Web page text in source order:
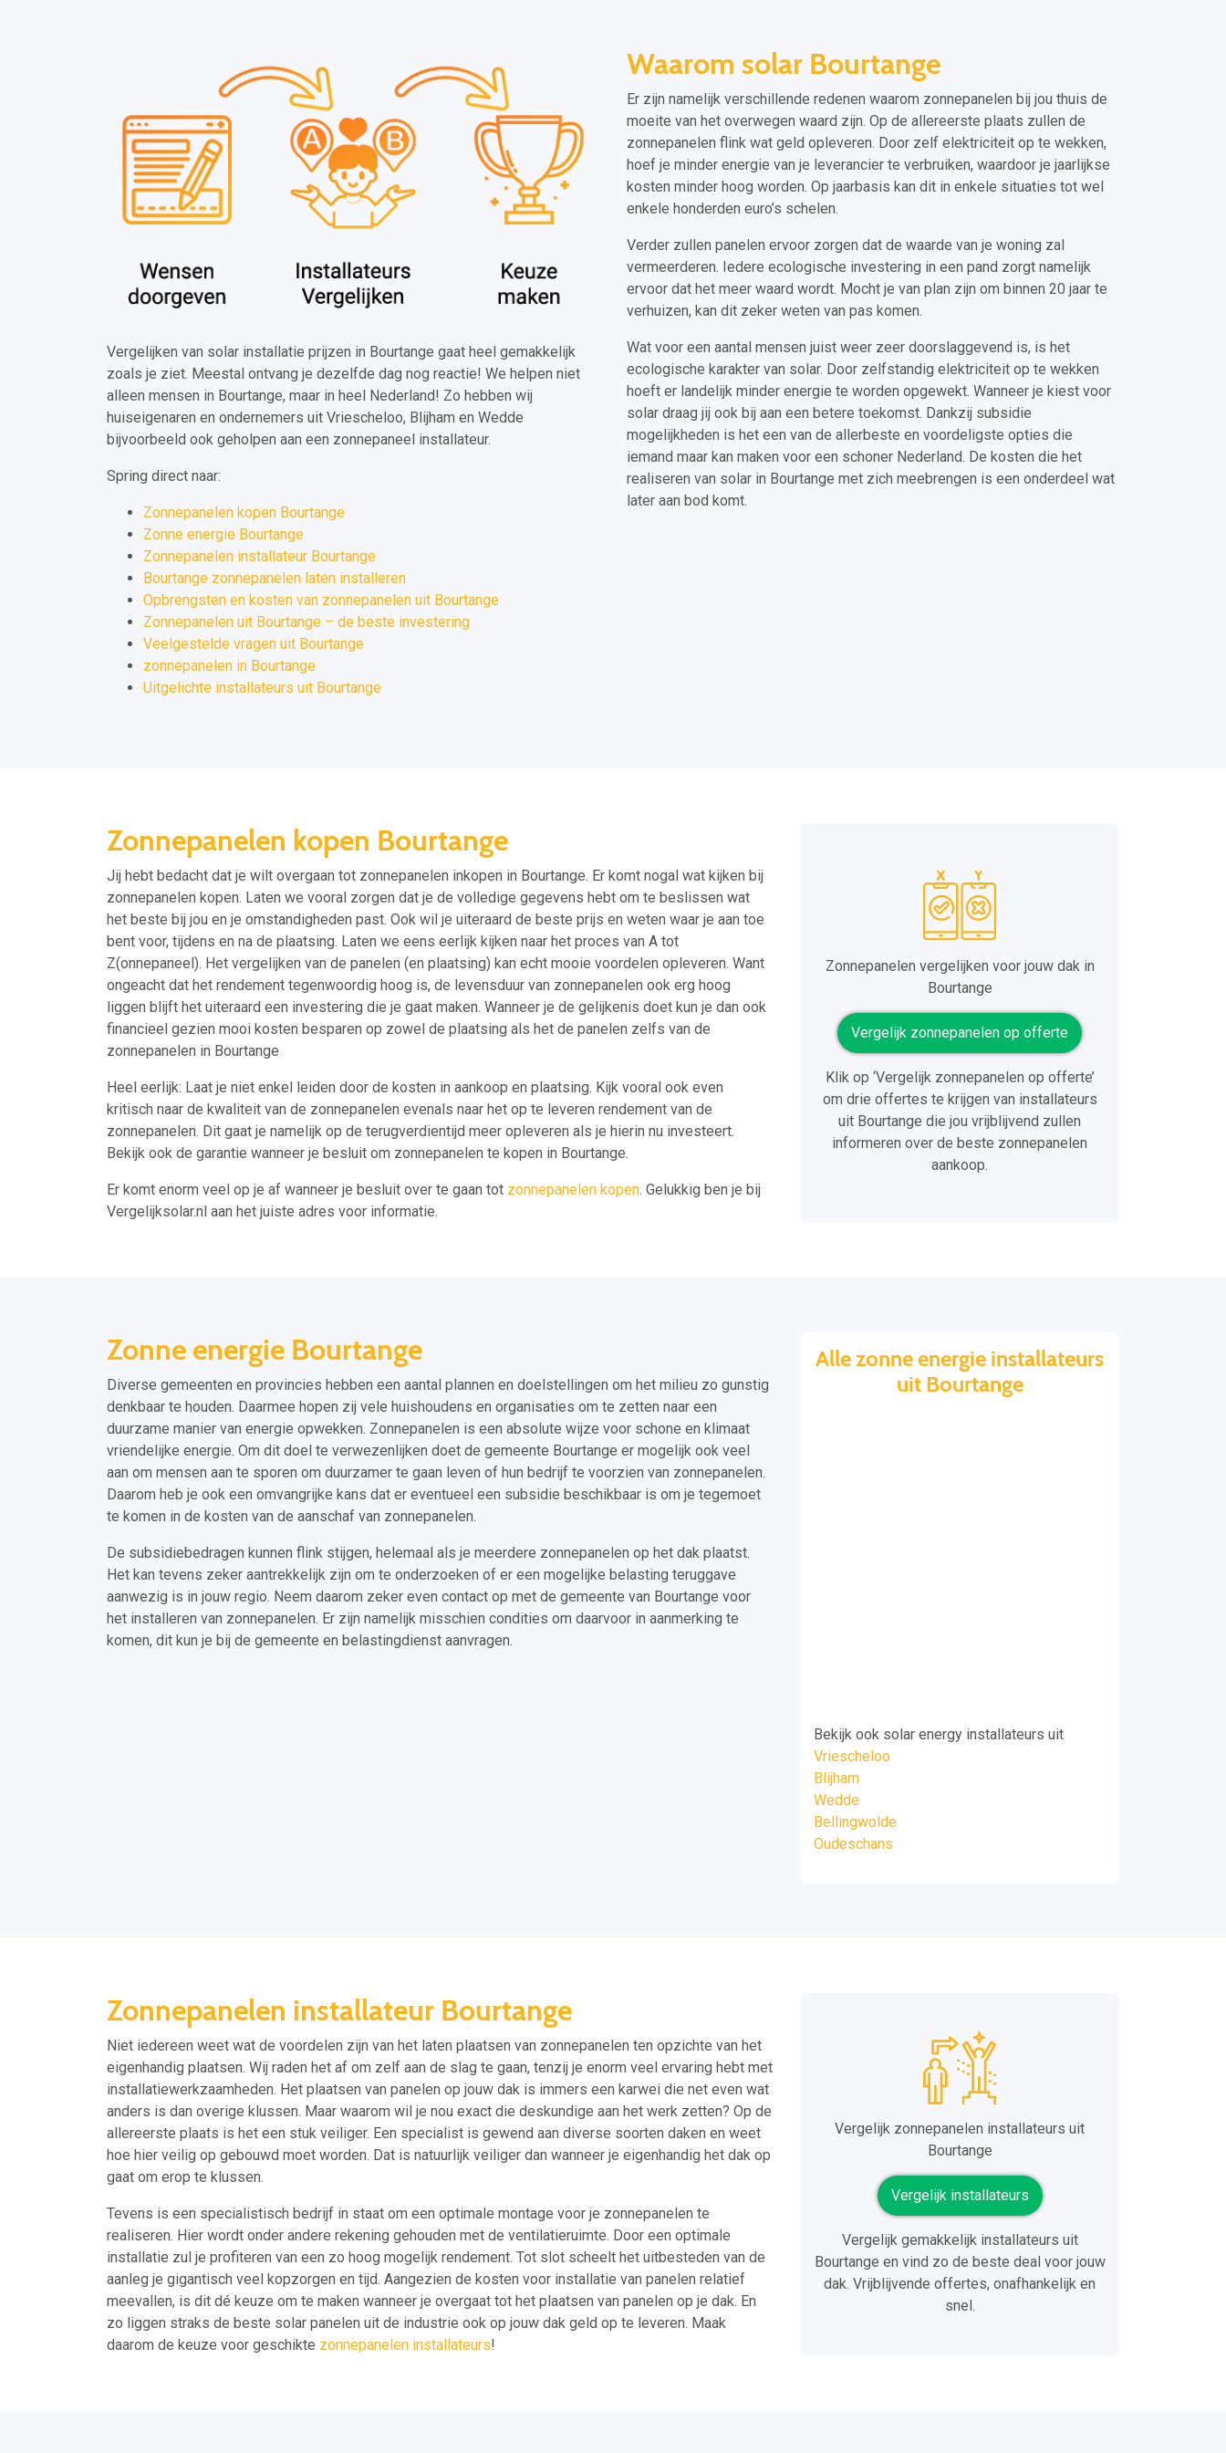
Vergelijken van solar installatie prijzen in Bourtange gaat heel gemakkelijk
zoals je ziet. Meestal ontvang je dezelfde dag nog reactie! We helpen niet
alleen mensen in Bourtange, maar in heel Nederland! Zo hebben wij
huiseigenaren en ondernemers uit Vriescheloo, Blijham en Wedde
bijvoorbeeld ook geholpen aan een zonnepaneel installateur.
Spring direct naar:
Zonnepanelen kopen Bourtange
Zonne energie Bourtange
Zonnepanelen installateur Bourtange
Bourtange zonnepanelen laten installeren
Opbrengsten en kosten van zonnepanelen uit Bourtange
Zonnepanelen uit Bourtange – de beste investering
Veelgestelde vragen uit Bourtange
zonnepanelen in Bourtange
Uitgelichte installateurs uit Bourtange
Waarom solar Bourtange
Er zijn namelijk verschillende redenen waarom zonnepanelen bij jou thuis de
moeite van het overwegen waard zijn. Op de allereerste plaats zullen de
zonnepanelen flink wat geld opleveren. Door zelf elektriciteit op te wekken,
hoef je minder energie van je leverancier te verbruiken, waardoor je jaarlijkse
kosten minder hoog worden. Op jaarbasis kan dit in enkele situaties tot wel
enkele honderden euro’s schelen.
Verder zullen panelen ervoor zorgen dat de waarde van je woning zal
vermeerderen. Iedere ecologische investering in een pand zorgt namelijk
ervoor dat het meer waard wordt. Mocht je van plan zijn om binnen 20 jaar te
verhuizen, kan dit zeker weten van pas komen.
Wat voor een aantal mensen juist weer zeer doorslaggevend is, is het
ecologische karakter van solar. Door zelfstandig elektriciteit op te wekken
hoeft er landelijk minder energie te worden opgewekt. Wanneer je kiest voor
solar draag jij ook bij aan een betere toekomst. Dankzij subsidie
mogelijkheden is het een van de allerbeste en voordeligste opties die
iemand maar kan maken voor een schoner Nederland. De kosten die het
realiseren van solar in Bourtange met zich meebrengen is een onderdeel wat
later aan bod komt.
Zonnepanelen kopen Bourtange
Jij hebt bedacht dat je wilt overgaan tot zonnepanelen inkopen in Bourtange. Er komt nogal wat kijken bij
zonnepanelen kopen. Laten we vooral zorgen dat je de volledige gegevens hebt om te beslissen wat
het beste bij jou en je omstandigheden past. Ook wil je uiteraard de beste prijs en weten waar je aan toe
bent voor, tijdens en na de plaatsing. Laten we eens eerlijk kijken naar het proces van A tot
Z(onnepaneel). Het vergelijken van de panelen (en plaatsing) kan echt mooie voordelen opleveren. Want
ongeacht dat het rendement tegenwoordig hoog is, de levensduur van zonnepanelen ook erg hoog
liggen blijft het uiteraard een investering die je gaat maken. Wanneer je de gelijkenis doet kun je dan ook
financieel gezien mooi kosten besparen op zowel de plaatsing als het de panelen zelfs van de
zonnepanelen in Bourtange
Heel eerlijk: Laat je niet enkel leiden door de kosten in aankoop en plaatsing. Kijk vooral ook even
kritisch naar de kwaliteit van de zonnepanelen evenals naar het op te leveren rendement van de
zonnepanelen. Dit gaat je namelijk op de terugverdientijd meer opleveren als je hierin nu investeert.
Bekijk ook de garantie wanneer je besluit om zonnepanelen te kopen in Bourtange.
Er komt enorm veel op je af wanneer je besluit over te gaan tot zonnepanelen kopen. Gelukkig ben je bij
Vergelijksolar.nl aan het juiste adres voor informatie.
Zonnepanelen vergelijken voor jouw dak in
Bourtange
Vergelijk zonnepanelen op offerte
Klik op ‘Vergelijk zonnepanelen op offerte’
om drie offertes te krijgen van installateurs
uit Bourtange die jou vrijblijvend zullen
informeren over de beste zonnepanelen
aankoop.
Zonne energie Bourtange
Diverse gemeenten en provincies hebben een aantal plannen en doelstellingen om het milieu zo gunstig
denkbaar te houden. Daarmee hopen zij vele huishoudens en organisaties om te zetten naar een
duurzame manier van energie opwekken. Zonnepanelen is een absolute wijze voor schone en klimaat
vriendelijke energie. Om dit doel te verwezenlijken doet de gemeente Bourtange er mogelijk ook veel
aan om mensen aan te sporen om duurzamer te gaan leven of hun bedrijf te voorzien van zonnepanelen.
Daarom heb je ook een omvangrijke kans dat er eventueel een subsidie beschikbaar is om je tegemoet
te komen in de kosten van de aanschaf van zonnepanelen.
De subsidiebedragen kunnen flink stijgen, helemaal als je meerdere zonnepanelen op het dak plaatst.
Het kan tevens zeker aantrekkelijk zijn om te onderzoeken of er een mogelijke belasting teruggave
aanwezig is in jouw regio. Neem daarom zeker even contact op met de gemeente van Bourtange voor
het installeren van zonnepanelen. Er zijn namelijk misschien condities om daarvoor in aanmerking te
komen, dit kun je bij de gemeente en belastingdienst aanvragen.
Alle zonne energie installateurs
uit Bourtange
Bekijk ook solar energy installateurs uit
Vriescheloo
Blijham
Wedde
Bellingwolde
Oudeschans
Zonnepanelen installateur Bourtange
Niet iedereen weet wat de voordelen zijn van het laten plaatsen van zonnepanelen ten opzichte van het
eigenhandig plaatsen. Wij raden het af om zelf aan de slag te gaan, tenzij je enorm veel ervaring hebt met
installatiewerkzaamheden. Het plaatsen van panelen op jouw dak is immers een karwei die net even wat
anders is dan overige klussen. Maar waarom wil je nou exact die deskundige aan het werk zetten? Op de
allereerste plaats is het een stuk veiliger. Een specialist is gewend aan diverse soorten daken en weet
hoe hier veilig op gebouwd moet worden. Dat is natuurlijk veiliger dan wanneer je eigenhandig het dak op
gaat om erop te klussen.
Tevens is een specialistisch bedrijf in staat om een optimale montage voor je zonnepanelen te
realiseren. Hier wordt onder andere rekening gehouden met de ventilatieruimte. Door een optimale
installatie zul je profiteren van een zo hoog mogelijk rendement. Tot slot scheelt het uitbesteden van de
aanleg je gigantisch veel kopzorgen en tijd. Aangezien de kosten voor installatie van panelen relatief
meevallen, is dit dé keuze om te maken wanneer je overgaat tot het plaatsen van panelen op je dak. En
zo liggen straks de beste solar panelen uit de industrie ook op jouw dak geld op te leveren. Maak
daarom de keuze voor geschikte zonnepanelen installateurs!
Vergelijk zonnepanelen installateurs uit
Bourtange
Vergelijk installateurs
Vergelijk gemakkelijk installateurs uit
Bourtange en vind zo de beste deal voor jouw
dak. Vrijblijvende offertes, onafhankelijk en
snel.